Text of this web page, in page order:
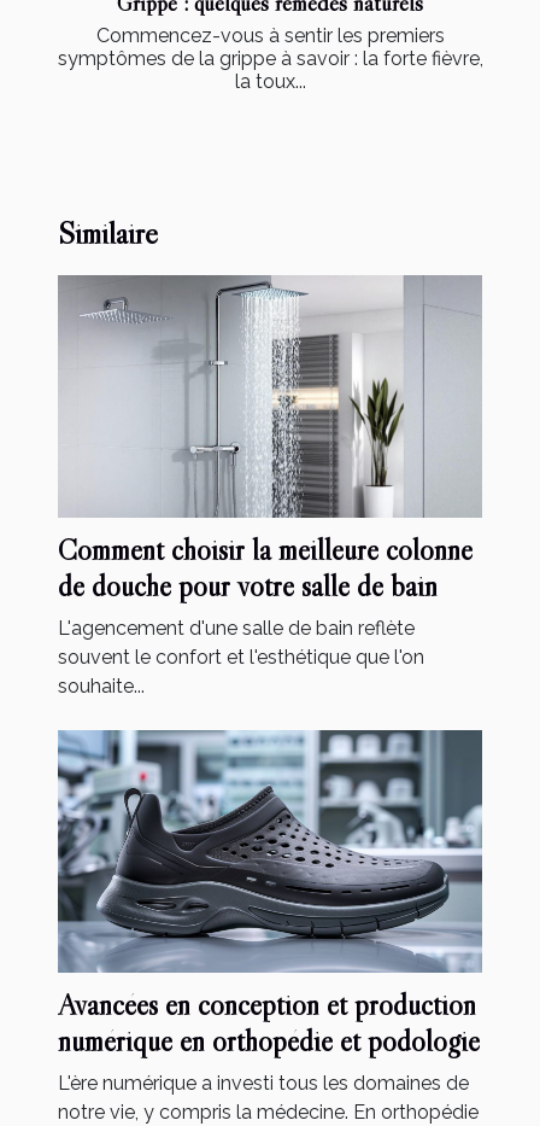
Commencez-vous à sentir les premiers
symptômes de la grippe à savoir : la forte fièvre,
la toux...
Similaire
Comment choisir la meilleure colonne
de douche pour votre salle de bain
L'agencement d'une salle de bain reflète
souvent le confort et l'esthétique que l'on
souhaite...
Avancées en conception et production
numérique en orthopédie et podologie
L'ère numérique a investi tous les domaines de
notre vie, y compris la médecine. En orthopédie